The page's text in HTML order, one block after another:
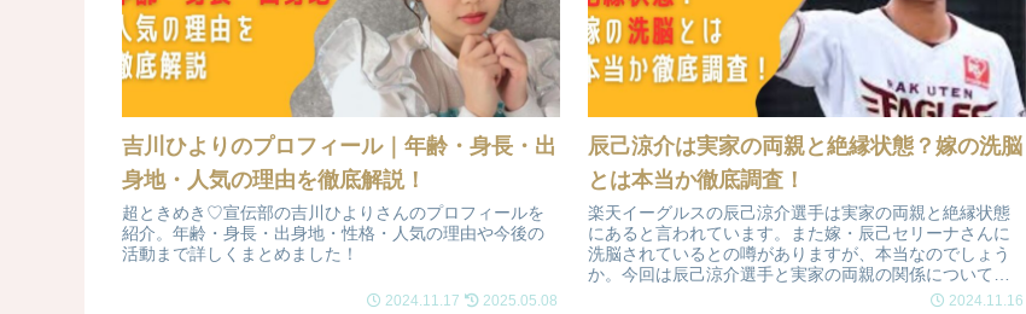
吉川ひよりのプロフィール｜年齢・身長・出
身地・人気の理由を徹底解説！
超ときめき♡宣伝部の吉川ひよりさんのプロフィールを
紹介。年齢・身長・出身地・性格・人気の理由や今後の
活動まで詳しくまとめました！
2024.11.17 2025.05.08
辰己涼介は実家の両親と絶縁状態？嫁の洗脳
とは本当か徹底調査！
楽天イーグルスの辰己涼介選手は実家の両親と絶縁状態
にあると言われています。また嫁・辰己セリーナさんに
洗脳されているとの噂がありますが、本当なのでしょう
か。今回は辰己涼介選手と実家の両親の関係について調
2024.11.16